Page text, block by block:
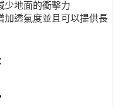
少地面的衝擊力
加透氣度並且可以提供長